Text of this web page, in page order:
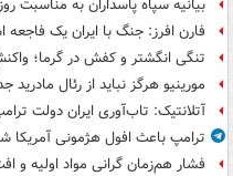
بیانیه سپاه پاسداران به مناسبت
فارن افرز: جنگ با ایران یک
تنگی انگشتر و کفش در گرما؛
مورینیو هرگز نباید از رئال
آتلانتیک: تاب‌آوری ایران دولت
ترامپ باعث افول هژمونی آمریکا
فشار هم‌زمان گرانی مواد اولیه و